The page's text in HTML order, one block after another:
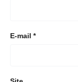
E-mail *